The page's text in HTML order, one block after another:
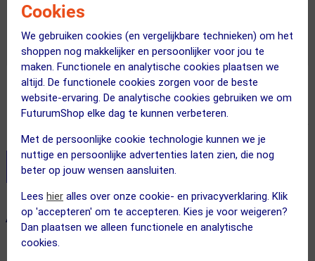
Cookies
We gebruiken cookies (en vergelijkbare technieken) om het
shoppen nog makkelijker en persoonlijker voor jou te
maken. Functionele en analytische cookies plaatsen we
altijd. De functionele cookies zorgen voor de beste
website-ervaring. De analytische cookies gebruiken we om
FuturumShop elke dag te kunnen verbeteren.
Met de persoonlijke cookie technologie kunnen we je
nuttige en persoonlijke advertenties laten zien, die nog
beter op jouw wensen aansluiten.
Lees hier alles over onze cookie- en privacyverklaring. Klik
op 'accepteren' om te accepteren. Kies je voor weigeren?
Dan plaatsen we alleen functionele en analytische
cookies.
Uitverkocht
7.99
Adviesprijs
3.95
Stel je productvragen aan onze AI assistent
ALTERNATIEVE PRODUCTEN